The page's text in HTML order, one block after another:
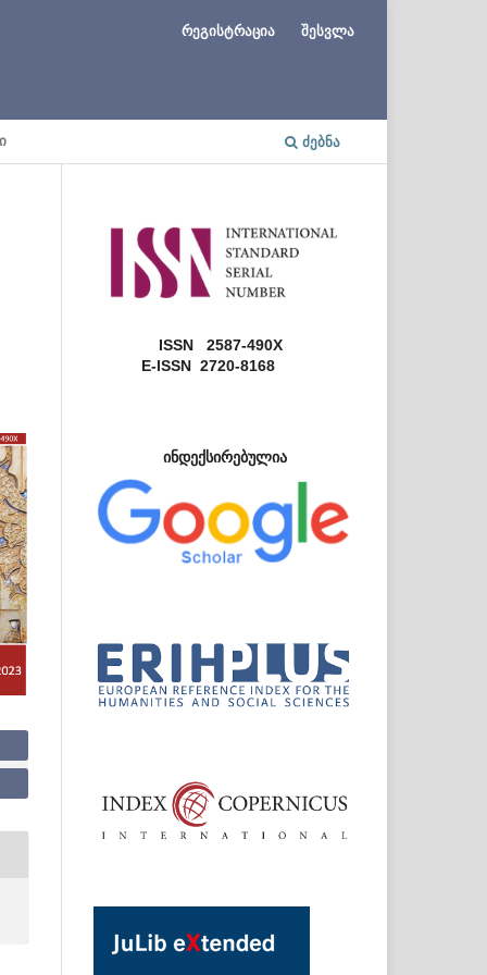
ᲫᲔᲑᲜᲐ
რეგისტრაცია შესვლა
ISSN 2587-490X
E-ISSN 2720-8168
ინდექსირებულია